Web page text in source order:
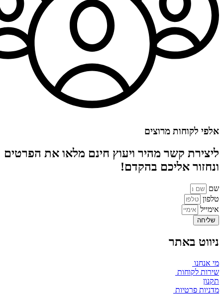
אלפי לקוחות מרוצים
ליצירת קשר מהיר ויעוץ חינם מלאו את הפרטים
ונחזור אליכם בהקדם!
שם
טלפון
אימייל
שליחה
ניווט באתר
מי אנחנו
שירות לקוחות
תקנון
מדניות פרטיות